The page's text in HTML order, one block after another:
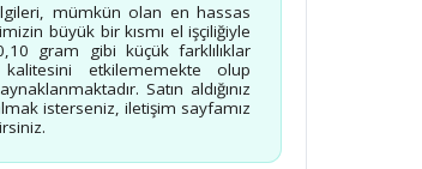
mümkün olan en hassas
büyük bir kısmı el işçiliğiyle
gram gibi küçük farklılıklar
etkilememekte olup
Satın aldığınız
isterseniz, iletişim sayfamız